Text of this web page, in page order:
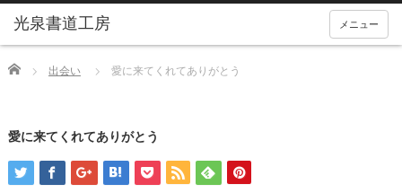
メニュー
Home 出会い 愛に来てくれてありがとう
愛に来てくれてありがとう